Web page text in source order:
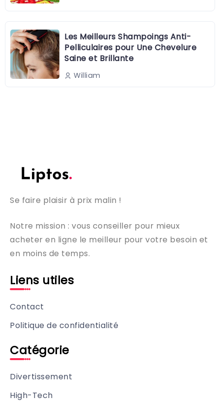
Les Meilleurs Shampoings Anti-
Pelliculaires pour Une Chevelure
Saine et Brillante
William
Se faire plaisir à prix malin !
Notre mission : vous conseiller pour mieux
acheter en ligne le meilleur pour votre besoin et
en moins de temps.
Liens utiles
Contact
Politique de confidentialité
Catégorie
Divertissement
High-Tech